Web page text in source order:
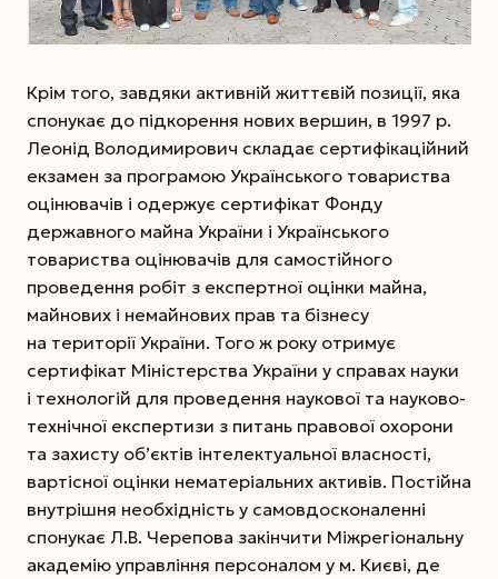
Крім того, завдяки активній життєвій позиції, яка
спонукає до підкорення нових вершин, в 1997 р.
Леонід Володимирович складає сертифікаційний
екзамен за програмою Українського товариства
оцінювачів і одержує серти­фікат Фонду
державного майна України і Українського
товариства оцінювачів для самостійного
проведення робіт з експертної оцінки майна,
майнових і немайнових прав та бізнесу
на території України. Того ж року отримує
сертифікат Міністерства України у справах науки
і технологій для проведення наукової та науково-
технічної експертизи з питань правової охорони
та захисту об’єктів інтелектуальної власності,
вартісної оцінки нематеріальних активів. Постійна
внутрішня необхідність у самовдосконаленні
спонукає Л.В. Черепова закінчити Міжрегіональну
академію управління персоналом у м. Києві, де